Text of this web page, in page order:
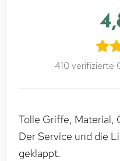
410 verifizierte
Tolle Griffe, Material,
Der Service und die
geklappt.